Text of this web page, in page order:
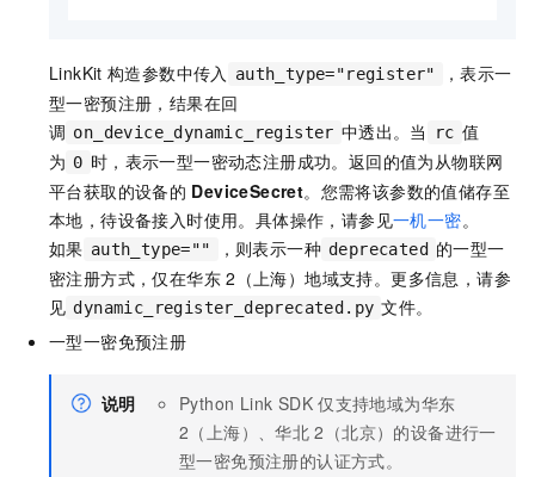
LinkKit 构造参数中传入 auth_type="register"
，表示一
型一密预注册，结果在回
调 on_device_dynamic_register 中透出。当 rc 值
为 0 时，表示一型一密动态注册成功。返回的值为从物联网
平台获取的设备的 DeviceSecret。您需将该参数的值储存至
本地，待设备接入时使用。具体操作，请参见一机一密。
如果 auth_type="" ，则表示一种 deprecated 的一型一
密注册方式，仅在华东 2（上海）地域支持。更多信息，请参
见 dynamic_register_deprecated.py 文件。
一型一密免预注册
说明 Python Link SDK 仅支持地域为华东
2（上海）、华北 2（北京）的设备进行一
型一密免预注册的认证方式。